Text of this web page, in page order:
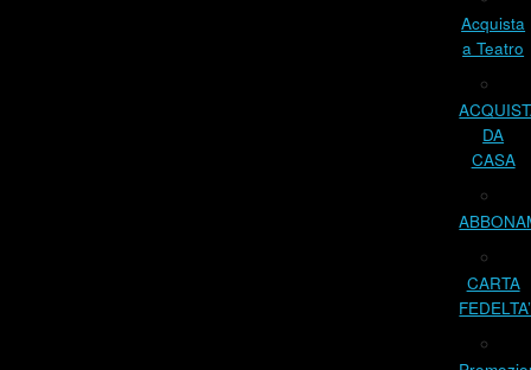
Acquista
a Teatro
DA
CASA
CARTA
FEDELTA’